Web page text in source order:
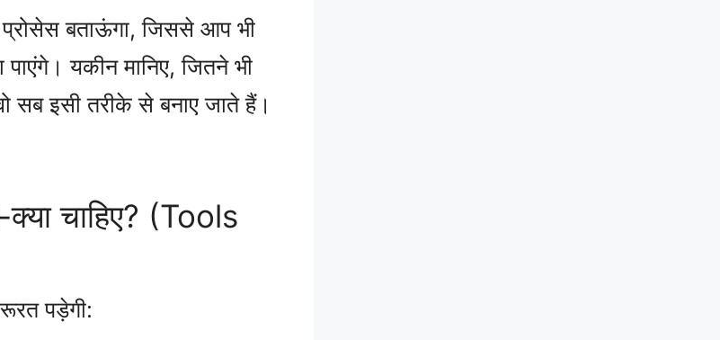
बताऊंगा, जिससे आप भी
यकीन मानिए, जितने भी
सब इसी तरीके से बनाए जाते हैं।
चाहिए? (Tools
पड़ेगी: